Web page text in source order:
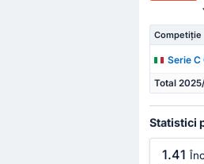
Competiție
Serie C
Total
Statistici
1.41